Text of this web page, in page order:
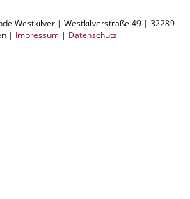
Westkilver | Westkilverstraße 49 | 32289
| Impressum | Datenschutz